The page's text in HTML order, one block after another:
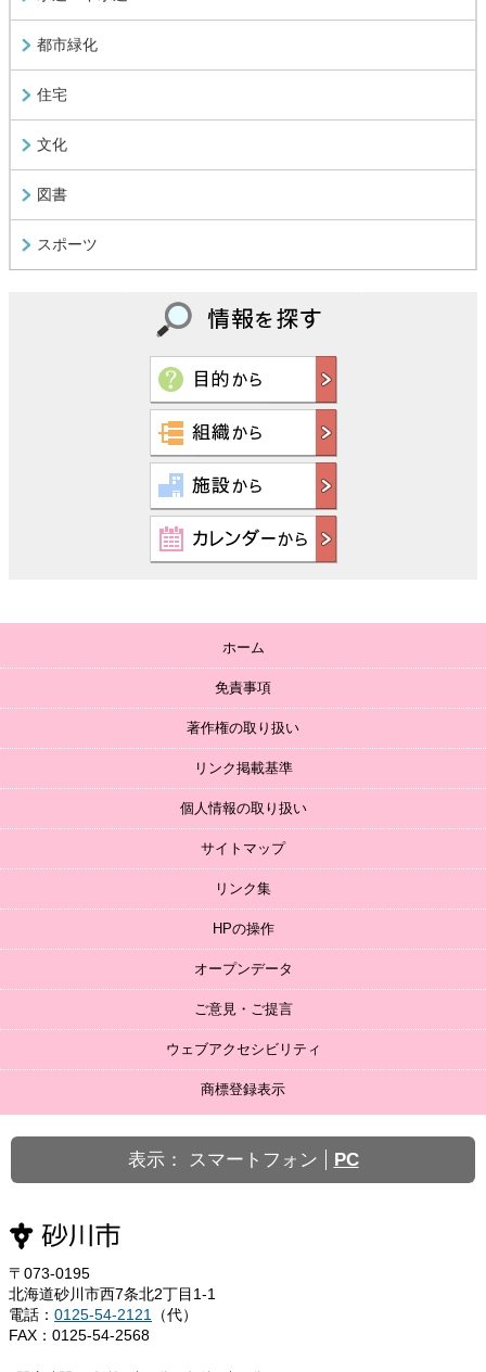
都市緑化
住宅
文化
図書
スポーツ
ホーム
免責事項
著作権の取り扱い
リンク掲載基準
個人情報の取り扱い
サイトマップ
リンク集
HPの操作
オープンデータ
ご意見・ご提言
ウェブアクセシビリティ
商標登録表示
表示： スマートフォン PC
〒073-0195
北海道砂川市西7条北2丁目1-1
電話： 0125-54-2121
（代）
FAX：0125-54-2568